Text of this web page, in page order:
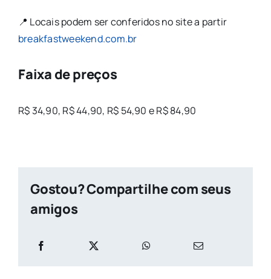
📍 Locais podem ser conferidos no site a partir
breakfastweekend.com.br
Faixa de preços
R$ 34,90, R$ 44,90, R$ 54,90 e R$ 84,90
Gostou? Compartilhe com seus
amigos